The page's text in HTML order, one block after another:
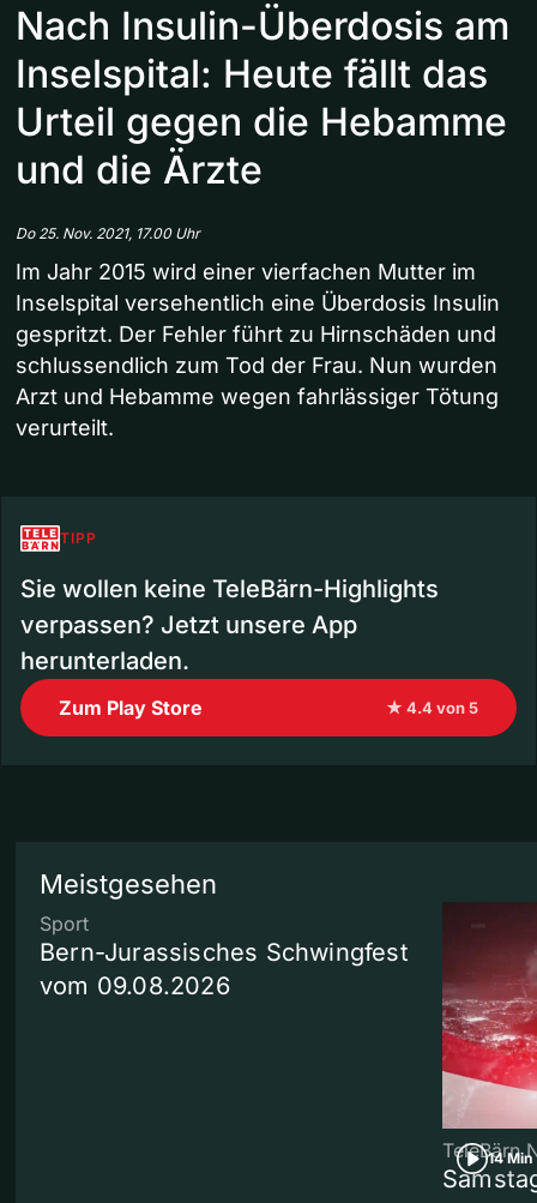
Nach Insulin-Überdosis am
Inselspital: Heute fällt das
Urteil gegen die Hebamme
und die Ärzte
Do 25. Nov. 2021, 17.00 Uhr
Im Jahr 2015 wird einer vierfachen Mutter im
Inselspital versehentlich eine Überdosis Insulin
gespritzt. Der Fehler führt zu Hirnschäden und
schlussendlich zum Tod der Frau. Nun wurden
Arzt und Hebamme wegen fahrlässiger Tötung
verurteilt.
TIPP
Sie wollen keine TeleBärn-Highlights
verpassen? Jetzt unsere App
herunterladen.
Zum Play Store ★ 4.4 von 5
Meistgesehen
Sport
Bern-Jurassisches Schwingfest
vom 09.08.2026
14 Min
TeleBärn